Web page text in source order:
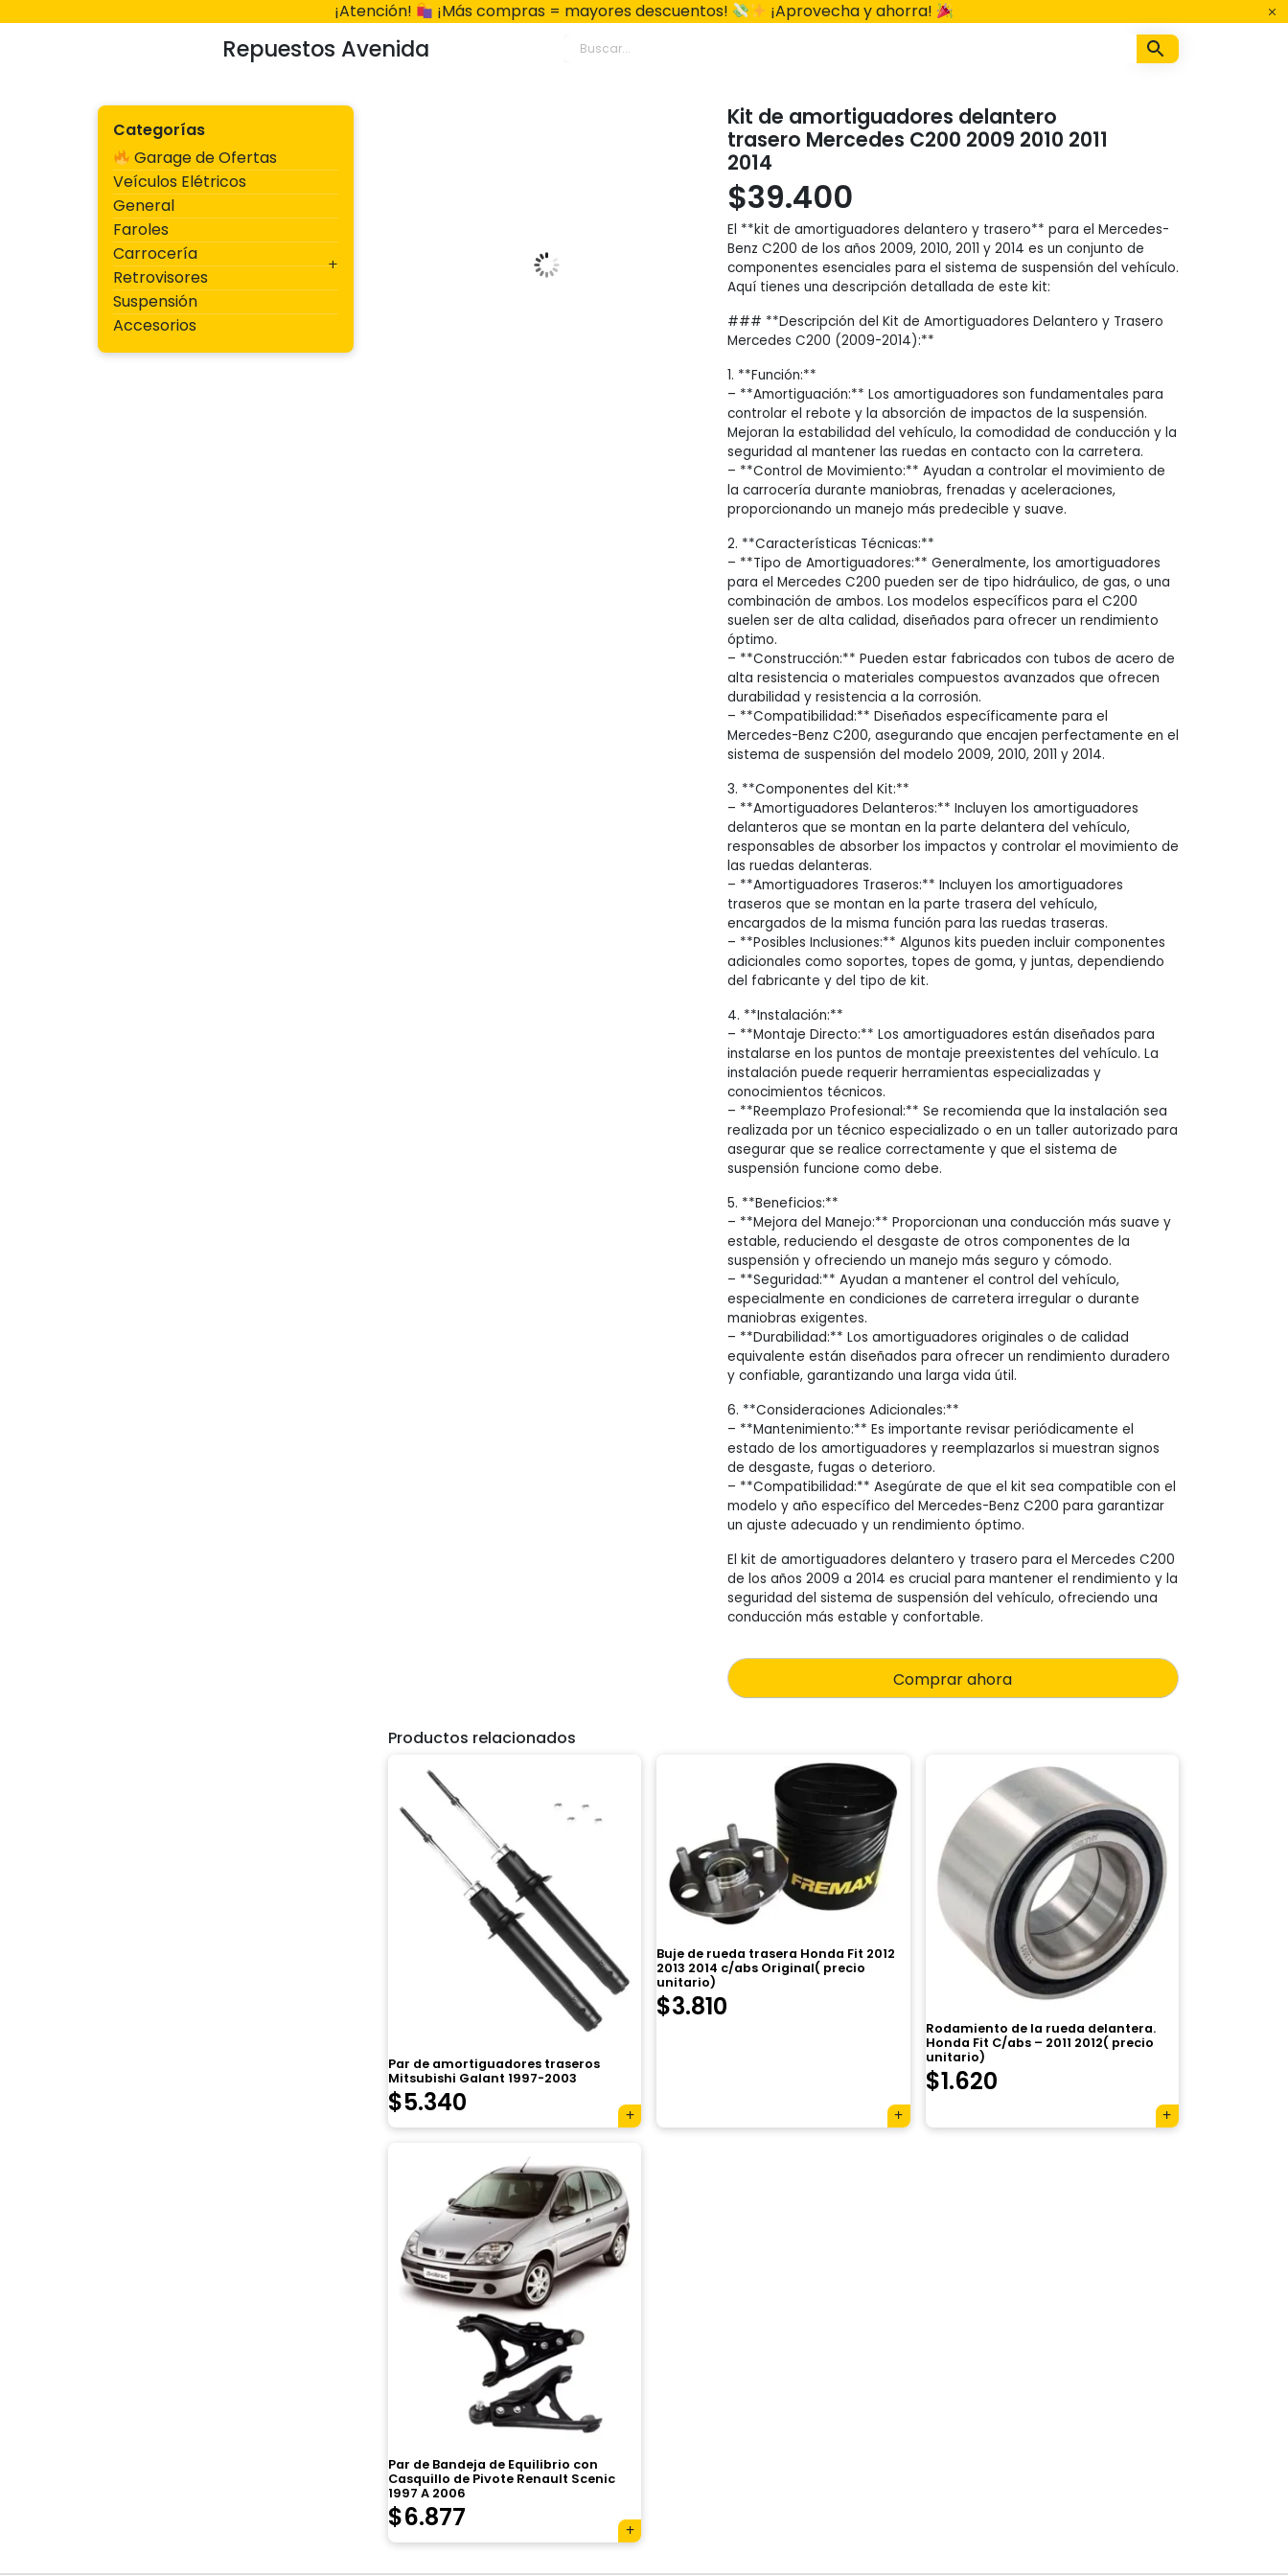
¡Atención! ¡Más compras = mayores descuentos! ¡Aprovecha y ahorra!
Repuestos Avenida
Categorías
Garage de Ofertas
Veículos Elétricos
General
Faroles
Carrocería
Retrovisores
Suspensión
Accesorios
Kit de amortiguadores delantero
trasero Mercedes C200 2009 2010 2011
2014
$39.400
El **kit de amortiguadores delantero y trasero** para el Mercedes-
Benz C200 de los años 2009, 2010, 2011 y 2014 es un conjunto de
componentes esenciales para el sistema de suspensión del vehículo.
Aquí tienes una descripción detallada de este kit:
### **Descripción del Kit de Amortiguadores Delantero y Trasero
Mercedes C200 (2009-2014):**
1. **Función:**
– **Amortiguación:** Los amortiguadores son fundamentales para
controlar el rebote y la absorción de impactos de la suspensión.
Mejoran la estabilidad del vehículo, la comodidad de conducción y la
seguridad al mantener las ruedas en contacto con la carretera.
– **Control de Movimiento:** Ayudan a controlar el movimiento de
la carrocería durante maniobras, frenadas y aceleraciones,
proporcionando un manejo más predecible y suave.
2. **Características Técnicas:**
– **Tipo de Amortiguadores:** Generalmente, los amortiguadores
para el Mercedes C200 pueden ser de tipo hidráulico, de gas, o una
combinación de ambos. Los modelos específicos para el C200
suelen ser de alta calidad, diseñados para ofrecer un rendimiento
óptimo.
– **Construcción:** Pueden estar fabricados con tubos de acero de
alta resistencia o materiales compuestos avanzados que ofrecen
durabilidad y resistencia a la corrosión.
– **Compatibilidad:** Diseñados específicamente para el
Mercedes-Benz C200, asegurando que encajen perfectamente en el
sistema de suspensión del modelo 2009, 2010, 2011 y 2014.
3. **Componentes del Kit:**
– **Amortiguadores Delanteros:** Incluyen los amortiguadores
delanteros que se montan en la parte delantera del vehículo,
responsables de absorber los impactos y controlar el movimiento de
las ruedas delanteras.
– **Amortiguadores Traseros:** Incluyen los amortiguadores
traseros que se montan en la parte trasera del vehículo,
encargados de la misma función para las ruedas traseras.
– **Posibles Inclusiones:** Algunos kits pueden incluir componentes
adicionales como soportes, topes de goma, y juntas, dependiendo
del fabricante y del tipo de kit.
4. **Instalación:**
– **Montaje Directo:** Los amortiguadores están diseñados para
instalarse en los puntos de montaje preexistentes del vehículo. La
instalación puede requerir herramientas especializadas y
conocimientos técnicos.
– **Reemplazo Profesional:** Se recomienda que la instalación sea
realizada por un técnico especializado o en un taller autorizado para
asegurar que se realice correctamente y que el sistema de
suspensión funcione como debe.
5. **Beneficios:**
– **Mejora del Manejo:** Proporcionan una conducción más suave y
estable, reduciendo el desgaste de otros componentes de la
suspensión y ofreciendo un manejo más seguro y cómodo.
– **Seguridad:** Ayudan a mantener el control del vehículo,
especialmente en condiciones de carretera irregular o durante
maniobras exigentes.
– **Durabilidad:** Los amortiguadores originales o de calidad
equivalente están diseñados para ofrecer un rendimiento duradero
y confiable, garantizando una larga vida útil.
6. **Consideraciones Adicionales:**
– **Mantenimiento:** Es importante revisar periódicamente el
estado de los amortiguadores y reemplazarlos si muestran signos
de desgaste, fugas o deterioro.
– **Compatibilidad:** Asegúrate de que el kit sea compatible con el
modelo y año específico del Mercedes-Benz C200 para garantizar
un ajuste adecuado y un rendimiento óptimo.
El kit de amortiguadores delantero y trasero para el Mercedes C200
de los años 2009 a 2014 es crucial para mantener el rendimiento y la
seguridad del sistema de suspensión del vehículo, ofreciendo una
conducción más estable y confortable.
Comprar ahora
Productos relacionados
Par de amortiguadores traseros
Mitsubishi Galant 1997-2003
$5.340
Buje de rueda trasera Honda Fit 2012
2013 2014 c/abs Original( precio
unitario)
$3.810
Rodamiento de la rueda delantera.
Honda Fit C/abs – 2011 2012( precio
unitario)
$1.620
Par de Bandeja de Equilibrio con
Casquillo de Pivote Renault Scenic
1997 A 2006
$6.877